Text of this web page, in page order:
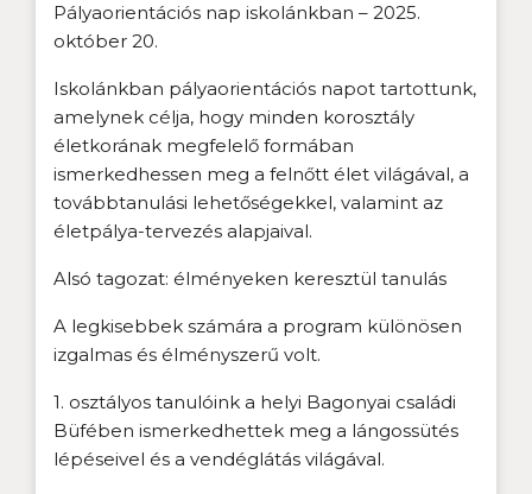
Pályaorientációs nap iskolánkban – 2025.
október 20.
Iskolánkban pályaorientációs napot tartottunk,
amelynek célja, hogy minden korosztály
életkorának megfelelő formában
ismerkedhessen meg a felnőtt élet világával, a
továbbtanulási lehetőségekkel, valamint az
életpálya-tervezés alapjaival.
Alsó tagozat: élményeken keresztül tanulás
A legkisebbek számára a program különösen
izgalmas és élményszerű volt.
1. osztályos tanulóink a helyi Bagonyai családi
Büfében ismerkedhettek meg a lángossütés
lépéseivel és a vendéglátás világával.